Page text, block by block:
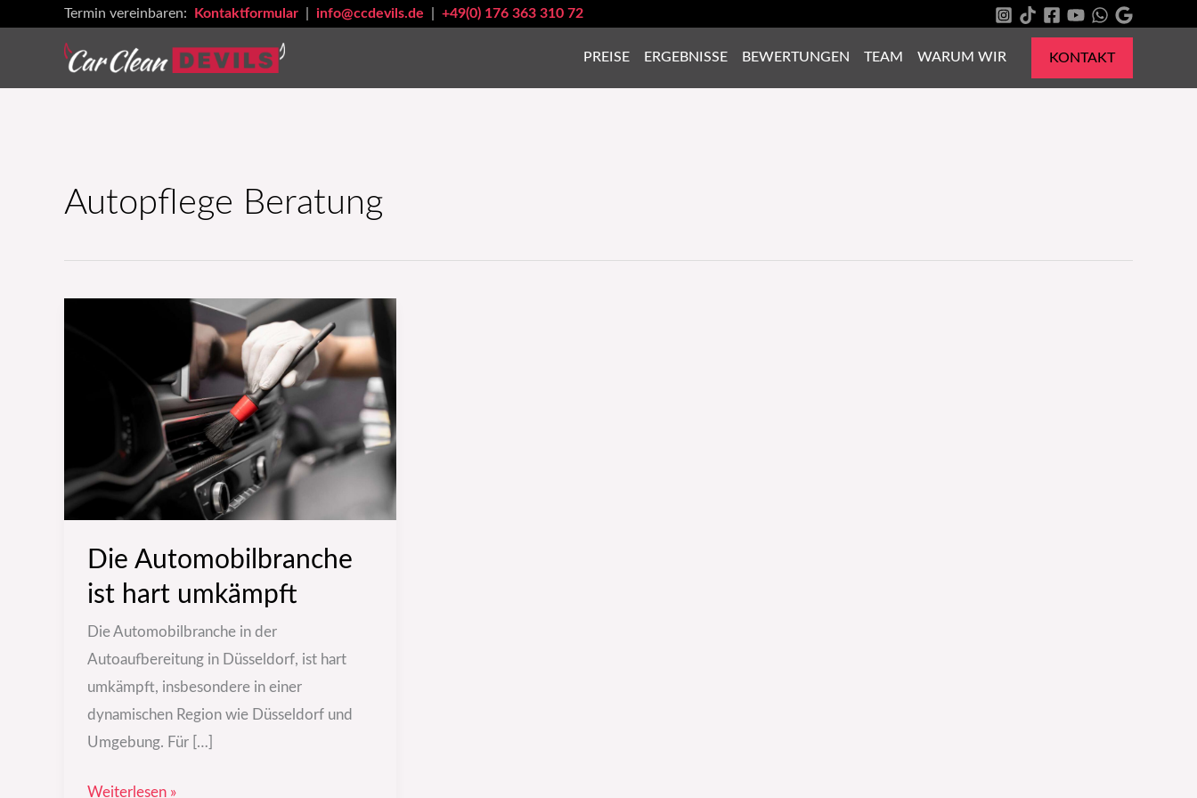
Termin vereinbaren: Kontaktformular info@ccdevils.de +49(0) 176 363 310 72
PREISE ERGEBNISSE BEWERTUNGEN TEAM WARUM WIR KONTAKT
Autopflege Beratung
Die Automobilbranche
ist hart umkämpft
Die Automobilbranche in der
Autoaufbereitung in Düsseldorf, ist hart
umkämpft, insbesondere in einer
dynamischen Region wie Düsseldorf und
Umgebung. Für […]
Automobilbranche
umkämpft
Weiterlesen »